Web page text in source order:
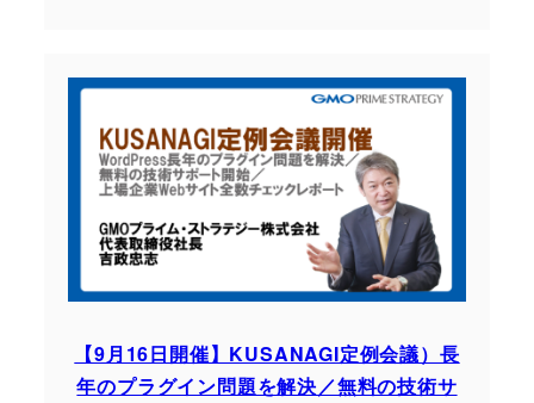
【9月16日開催】KUSANAGI定例会議）長
年のプラグイン問題を解決／無料の技術サ